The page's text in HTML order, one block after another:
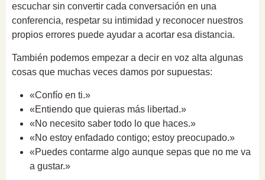
escuchar sin convertir cada conversación en una
conferencia, respetar su intimidad y reconocer nuestros
propios errores puede ayudar a acortar esa distancia.
También podemos empezar a decir en voz alta algunas
cosas que muchas veces damos por supuestas:
«Confío en ti.»
«Entiendo que quieras más libertad.»
«No necesito saber todo lo que haces.»
«No estoy enfadado contigo; estoy preocupado.»
«Puedes contarme algo aunque sepas que no me va
a gustar.»